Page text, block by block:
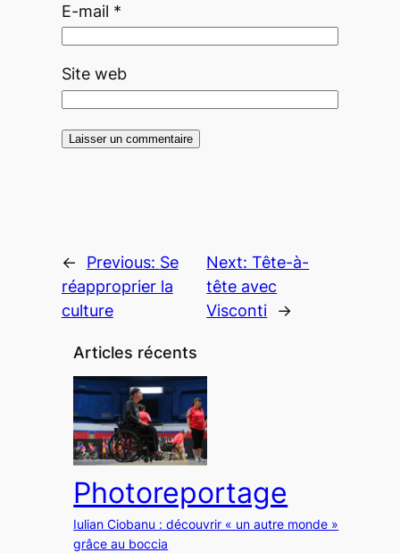
E-mail *
Site web
← Previous: Se
réapproprier la
culture
Next:Tête-à-
tête avec
Visconti
→
Articles récents
Photoreportage
Iulian Ciobanu : découvrir « un autre monde »
grâce au boccia